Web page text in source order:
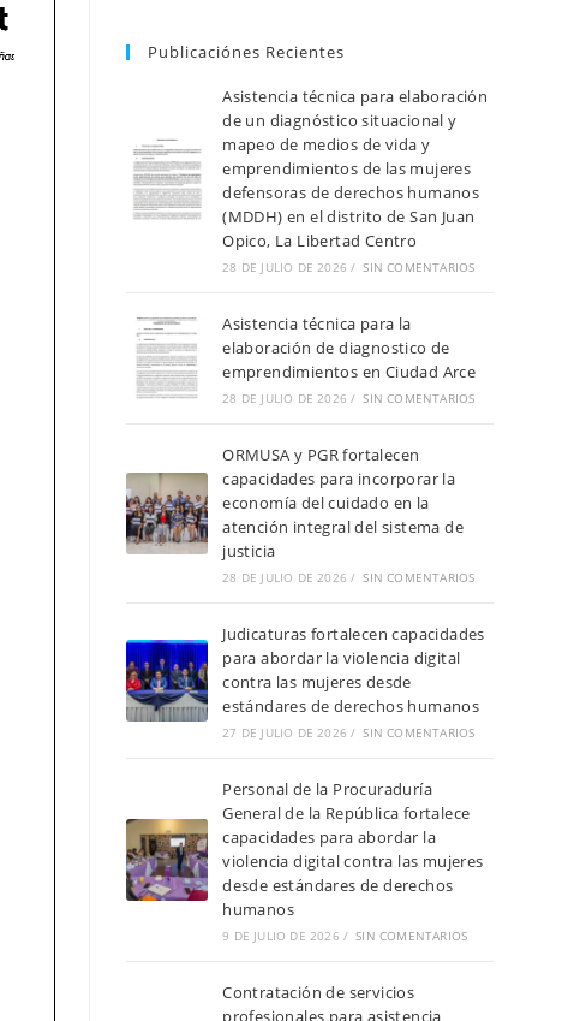
Publicaciónes Recientes
Asistencia técnica para elaboración
de un diagnóstico situacional y
mapeo de medios de vida y
emprendimientos de las mujeres
defensoras de derechos humanos
(MDDH) en el distrito de San Juan
Opico, La Libertad Centro
28 DE JULIO DE 2026 / SIN COMENTARIOS
Asistencia técnica para la
elaboración de diagnostico de
emprendimientos en Ciudad Arce
28 DE JULIO DE 2026 / SIN COMENTARIOS
ORMUSA y PGR fortalecen
capacidades para incorporar la
economía del cuidado en la
atención integral del sistema de
justicia
28 DE JULIO DE 2026 / SIN COMENTARIOS
Judicaturas fortalecen capacidades
para abordar la violencia digital
contra las mujeres desde
estándares de derechos humanos
27 DE JULIO DE 2026 / SIN COMENTARIOS
Personal de la Procuraduría
General de la República fortalece
capacidades para abordar la
violencia digital contra las mujeres
desde estándares de derechos
humanos
9 DE JULIO DE 2026 / SIN COMENTARIOS
Contratación de servicios
profesionales para asistencia